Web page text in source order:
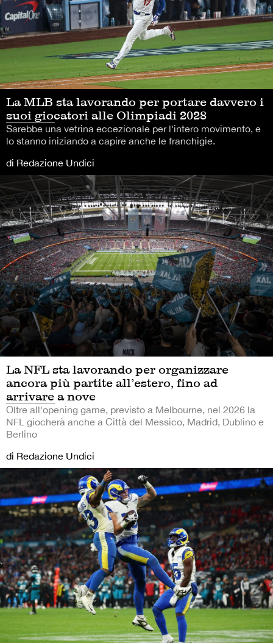
La MLB sta lavorando per portare davvero i
suoi giocatori alle Olimpiadi 2028
Sarebbe una vetrina eccezionale per l'intero movimento, e
lo stanno iniziando a capire anche le franchigie.
di Redazione Undici
La NFL sta lavorando per organizzare
ancora più partite all’estero, fino ad
arrivare a nove
Oltre all'opening game, previsto a Melbourne, nel 2026 la
NFL giocherà anche a Città del Messico, Madrid, Dublino e
Berlino
di Redazione Undici